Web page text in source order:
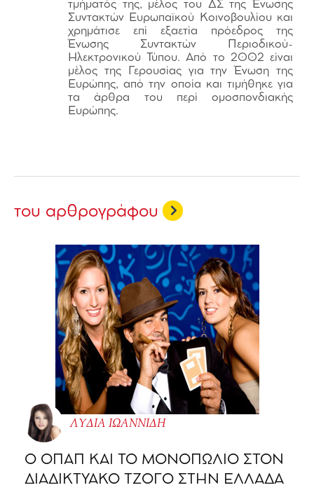
τμήματός της, μέλος του ΔΣ της Ένωσης
Συντακτών Ευρωπαϊκού Κοινοβουλίου και
χρημάτισε επί εξαετία πρόεδρος της
Ένωσης Συντακτών Περιοδικού-
Ηλεκτρονικού Τύπου. Από το 2002 είναι
μέλος της Γερουσίας για την Ένωση της
Ευρώπης, από την οποία και τιμήθηκε για
τα άρθρα του περί ομοσπονδιακής
Ευρώπης.
του αρθρογράφου
ΛΥΔΙΑ ΙΩΑΝΝΙΔΗ
O ΟΠΑΠ ΚΑΙ ΤΟ ΜΟΝΟΠΩΛΙΟ ΣΤΟΝ
ΔΙΑΔΙΚΤΥΑΚΟ ΤΖΟΓΟ ΣΤΗΝ ΕΛΛΑΔΑ